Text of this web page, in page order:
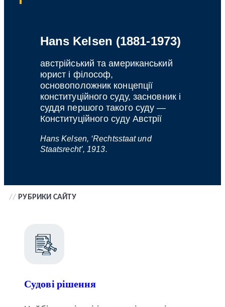
Hans Kelsen (1881-1973)
австрійський та американський
юрист і філософ,
основоположник концепції
конституційного суду, засновник і
суддя першого такого суду —
Конституційного суду Австрії
Hans Kelsen, ‘Rechtsstaat und
Staatsrecht’, 1913.
// РУБРИКИ САЙТУ
Судові рішення